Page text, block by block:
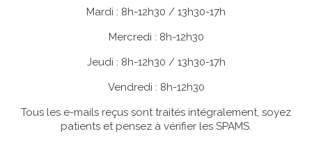
Mardi : 8h-12h30 / 13h30-17h
Mercredi : 8h-12h30
Jeudi : 8h-12h30 / 13h30-17h
Vendredi : 8h-12h30
Tous les e-mails reçus sont traités intégralement, soyez
patients et pensez à vérifier les SPAMS.